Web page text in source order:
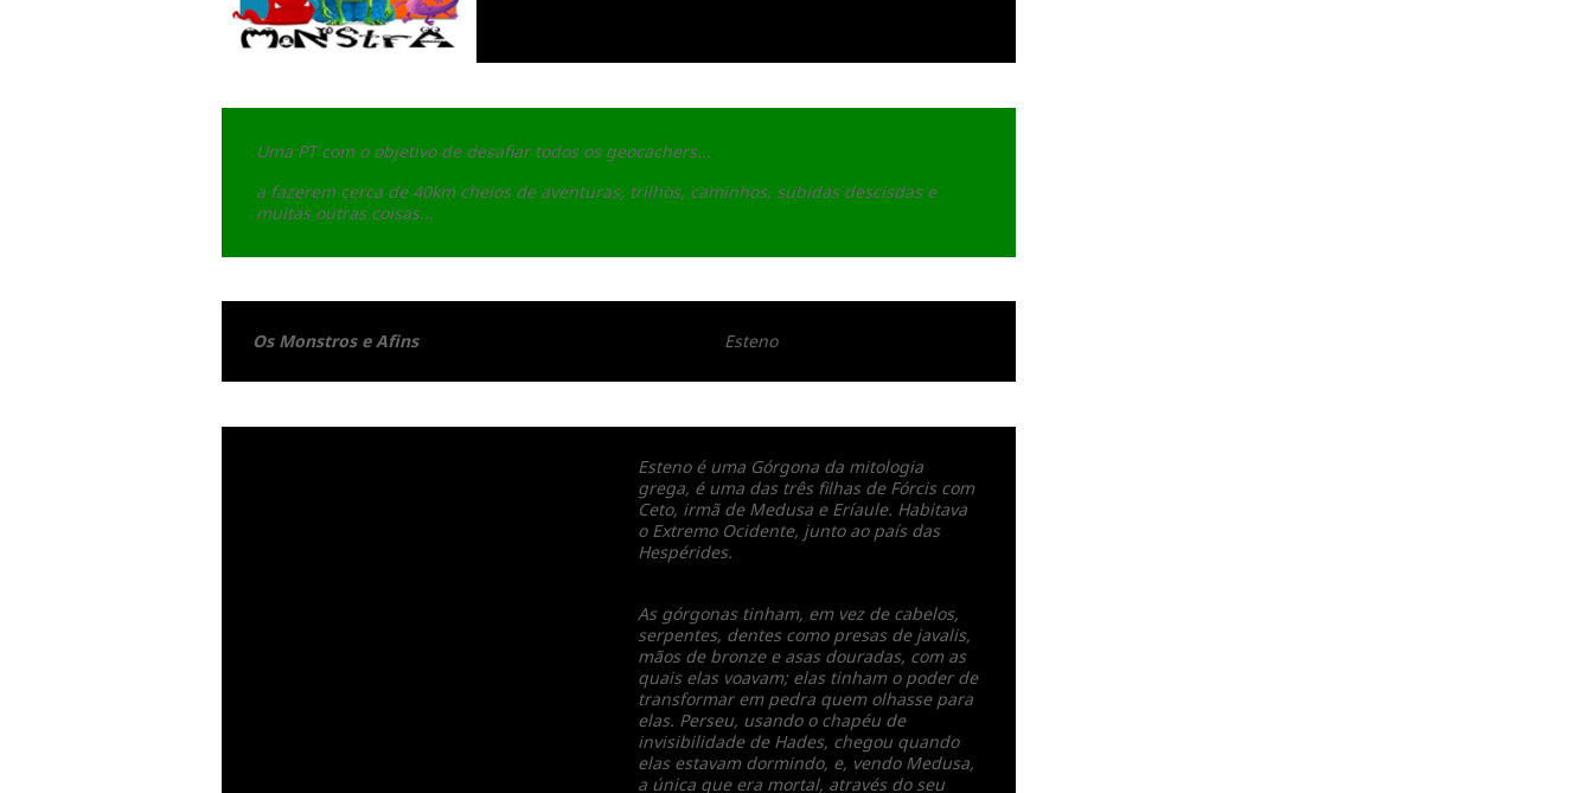
Uma PT com o objetivo de desafiar todos os geocachers...
a fazerem cerca de 40km cheios de aventuras, trilhos, caminhos, subidas descisdas e
muitas outras coisas...
Os Monstros e Afins Esteno
Esteno é uma Górgona da mitologia
grega, é uma das três filhas de Fórcis com
Ceto, irmã de Medusa e Eríaule. Habitava
o Extremo Ocidente, junto ao país das
Hespérides.
As górgonas tinham, em vez de cabelos,
serpentes, dentes como presas de javalis,
mãos de bronze e asas douradas, com as
quais elas voavam; elas tinham o poder de
transformar em pedra quem olhasse para
elas. Perseu, usando o chapéu de
invisibilidade de Hades, chegou quando
elas estavam dormindo, e, vendo Medusa,
a única que era mortal, através do seu